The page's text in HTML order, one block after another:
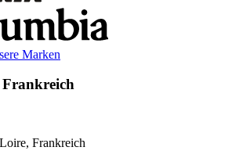
Marken
Frankreich